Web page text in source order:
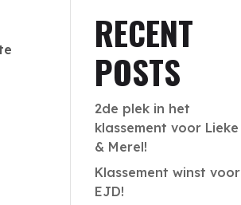
RECENT
POSTS
2de plek in het
klassement voor Lieke
& Merel!
Klassement winst voor
EJD!